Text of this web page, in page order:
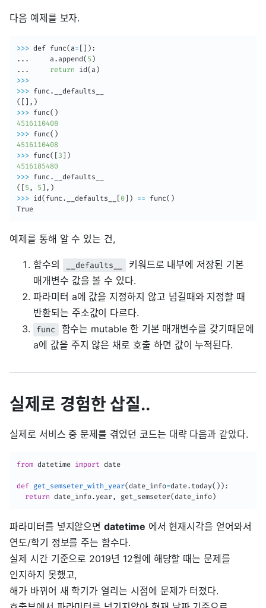
다음 예제를 보자.
>>> def func(a= )
.. .     a.append ( 5 )
.. . return id (a )
>>>
>>>
(
, )
>>> func( )
4516110408
>>> func( )
4516110408
>>> func( 3
)
4516185480
>>>
(
5 , 5 , )
>>> id ( func.__defaults__ 0 ) == func( )
True
예제를 통해 알 수 있는 건,
함수의 __defaults__
키워드로 내부에 저장된 기본
매개변수 값을 볼 수 있다.
파라미터 a에 값을 지정하지 않고 넘길때와 지정할 때
반환되는 주소값이 다르다.
func
함수는 mutable 한 기본 매개변수를 갖기때문에
a에 값을 주지 않은 채로 호출 하면 값이 누적된다.
실제로 경험한 삽질..
실제로 서비스 중 문제를 겪었던 코드는 대략 다음과 같았다.
from datetime import date
def get_semseter_with_year(date_info=date. today( ) ) :
return date_info. year, get_semseter(date_info )
파라미터를 넣지않으면datetime 에서 현재시각을 얻어와서
연도/학기 정보를 주는 함수다.
실제 시간 기준으로 2019년 12월에 해당할 때는 문제를
인지하지 못했고,
해가 바뀌어 새 학기가 열리는 시점에 문제가 터졌다.